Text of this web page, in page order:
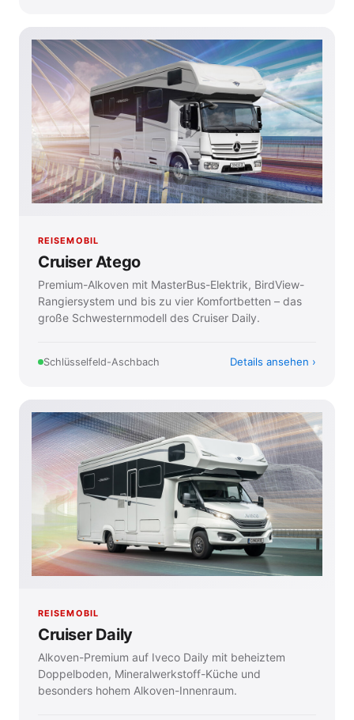
REISEMOBIL
Cruiser Atego
Premium-Alkoven mit MasterBus-Elektrik, BirdView-
Rangiersystem und bis zu vier Komfortbetten – das
große Schwesternmodell des Cruiser Daily.
Schlüsselfeld-Aschbach Details ansehen
REISEMOBIL
Cruiser Daily
Alkoven-Premium auf Iveco Daily mit beheiztem
Doppelboden, Mineralwerkstoff-Küche und
besonders hohem Alkoven-Innenraum.